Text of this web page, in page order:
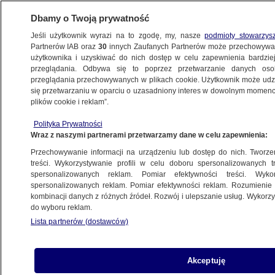
POLSKA
Nieoficjalne ustalenia "Faktów" TVN
6.07.2025, 20:02
Posłuchaj artykułu
Czyta lektor AI
Dbamy o Twoją prywatność
Jeśli użytkownik wyrazi na to zgodę, my, naszepodmioty
Partnerów IAB oraz30 innych Zaufanych Partnerów może
użytkownika i uzyskiwać do nich dostęp w celu zapewnienia
przeglądania. Odbywa się to poprzez przetwarzanie danych
przeglądania przechowywanych w plikach cookie. Użytkownik może
się przetwarzaniu w oparciu o uzasadniony interes w dowolnym
plików cookie i reklam”.
Polityka Prywatności
Wraz z naszymi partnerami przetwarzamy dane w celu zapewnienia:
Przechowywanie informacji na urządzeniu lub dostęp do nich.
treści. Wykorzystywanie profili w celu doboru spersonalizowanych
spersonalizowanych reklam. Pomiar efektywności treści.
spersonalizowanych reklam. Pomiar efektywności reklam.
kombinacji danych z różnych źródeł. Rozwój i ulepszanie usług.
do wyboru reklam.
Lista partnerów (dostawców)
Akceptuję